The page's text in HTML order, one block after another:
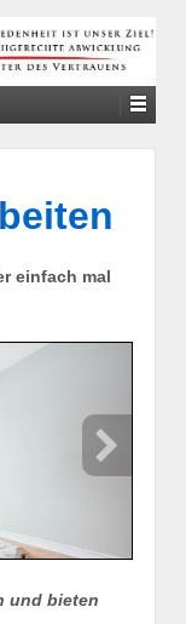
einfach mal
und bieten